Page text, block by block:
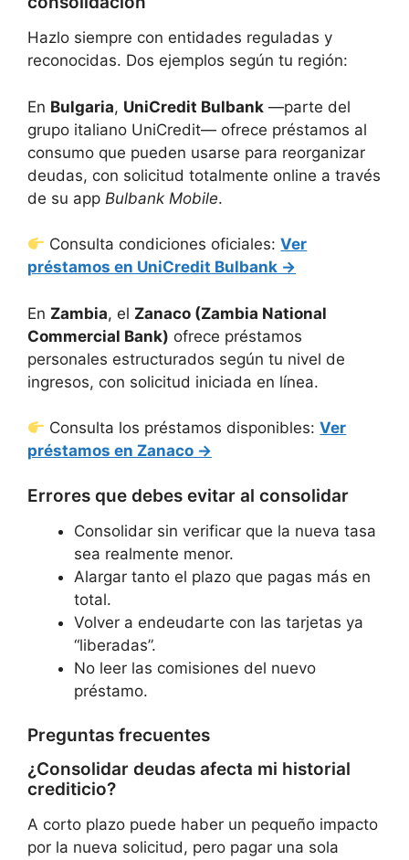
Hazlo siempre con entidades reguladas y
reconocidas. Dos ejemplos según tu región:
En Bulgaria, UniCredit Bulbank —parte del
grupo italiano UniCredit— ofrece préstamos al
consumo que pueden usarse para reorganizar
deudas, con solicitud totalmente online a través
de su app Bulbank Mobile.
Consulta condiciones oficiales:Ver
préstamos en UniCredit Bulbank →
En Zambia, el Zanaco (Zambia National
Commercial Bank) ofrece préstamos
personales estructurados según tu nivel de
ingresos, con solicitud iniciada en línea.
Consulta los préstamos disponibles:Ver
préstamos en Zanaco →
Errores que debes evitar al consolidar
Consolidar sin verificar que la nueva tasa
sea realmente menor.
Alargar tanto el plazo que pagas más en
total.
Volver a endeudarte con las tarjetas ya
“liberadas”.
No leer las comisiones del nuevo
préstamo.
Preguntas frecuentes
¿Consolidar deudas afecta mi historial
crediticio?
A corto plazo puede haber un pequeño impacto
por la nueva solicitud, pero pagar una sola